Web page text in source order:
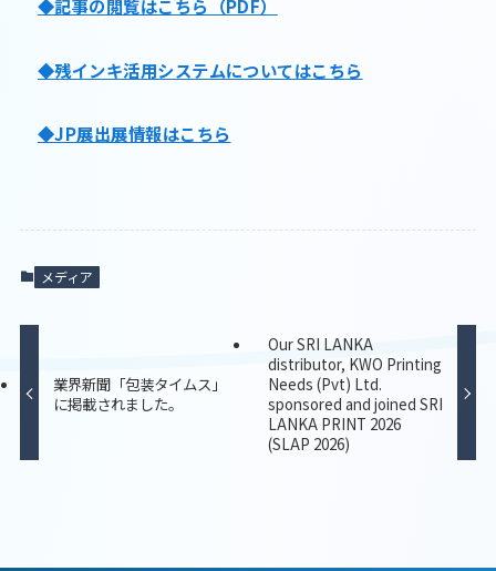
◆記事の閲覧はこちら（PDF）
◆残インキ活用システムについてはこちら
◆JP展出展情報はこちら
メディア
業界新聞「包装タイムス」
に掲載されました。
Our SRI LANKA
distributor, KWO Printing
Needs (Pvt) Ltd.
sponsored and joined SRI
LANKA PRINT 2026
(SLAP 2026)